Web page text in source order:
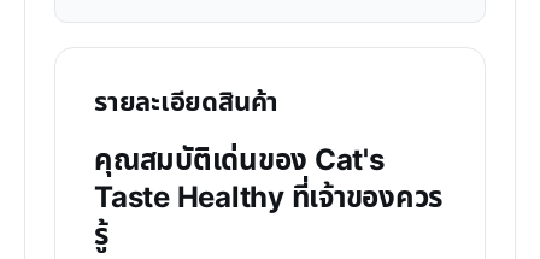
รายละเอียดสินค้า
คุณสมบัติเด่นของ Cat's
Taste Healthy ที่เจ้าของควร
รู้